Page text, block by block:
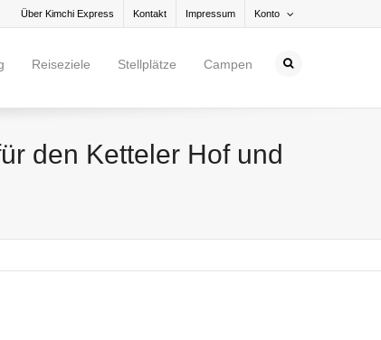
Konto
Über Kimchi Express Kontakt Impressum
Reiseziele Stellplätze Campen
den Ketteler Hof und